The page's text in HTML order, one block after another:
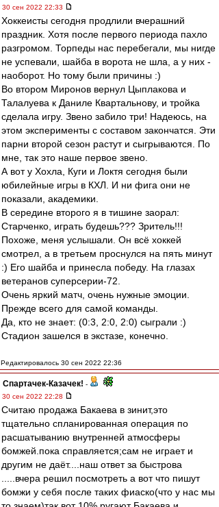
30 сен 2022 22:33
Хоккеисты сегодня продлили вчерашний
праздник. Хотя после первого периода пахло
разгромом. Торпеды нас перебегали, мы нигде
не успевали, шайба в ворота не шла, а у них -
наоборот. Но тому были причины :)
Во втором Миронов вернул Цыплакова и
Талалуева к Даниле Квартальнову, и тройка
сделала игру. Звено забило три! Надеюсь, на
этом эксперименты с составом закончатся. Эти
парни второй сезон растут и сыгрываются. По
мне, так это наше первое звено.
А вот у Хохла, Куги и Локтя сегодня были
юбилейные игры в КХЛ. И ни фига они не
показали, академики.
В середине второго я в тишине заорал:
Старченко, играть будешь??? Зритель!!!
Похоже, меня услышали. Он всё хоккей
смотрел, а в третьем проснулся на пять минут
:) Его шайба и принесла победу. На глазах
ветеранов суперсерии-72.
Очень яркий матч, очень нужные эмоции.
Прежде всего для самой команды.
Да, кто не знает: (0:3, 2:0, 2:0) сыграли :)
Стадион зашелся в экстазе, конечно.
Редактировалось 30 сен 2022 22:36
Спартачек-Казачек! -
30 сен 2022 22:28
Считаю продажа Бакаева в зинит,это
тщательно спланированная операция по
расшатыванию внутренней атмосферы
бомжей.пока справляется;сам не играет и
другим не даёт....наш ответ за быстрова
.....вчера решил посмотреть а вот что пишут
бомжи у себя после таких фиаско(что у нас мы